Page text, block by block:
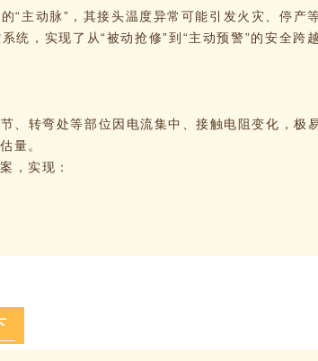
“主动脉”，其接头温度异常可能引发火灾、停产
统，实现了从“被动抢修”到“主动预警”的安全
、转弯处等部位因电流集中、接触电阻变化，极
量。
，实现：